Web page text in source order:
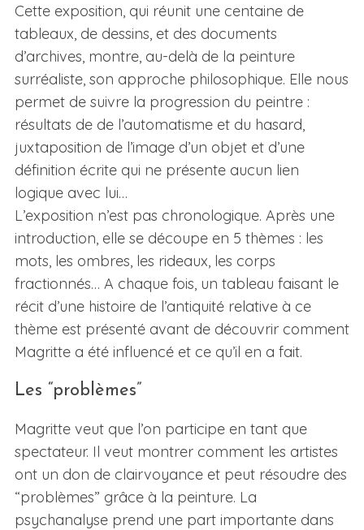
Cette exposition, qui réunit une centaine de
tableaux, de dessins, et des documents
d’archives, montre, au-delà de la peinture
surréaliste, son approche philosophique. Elle nous
permet de suivre la progression du peintre :
résultats de de l’automatisme et du hasard,
juxtaposition de l’image d’un objet et d’une
définition écrite qui ne présente aucun lien
logique avec lui…
L’exposition n’est pas chronologique. Après une
introduction, elle se découpe en 5 thèmes : les
mots, les ombres, les rideaux, les corps
fractionnés… A chaque fois, un tableau faisant le
récit d’une histoire de l’antiquité relative à ce
thème est présenté avant de découvrir comment
Magritte a été influencé et ce qu’il en a fait.
Les “problèmes”
Magritte veut que l’on participe en tant que
spectateur. Il veut montrer comment les artistes
ont un don de clairvoyance et peut résoudre des
“problèmes” grâce à la peinture. La
psychanalyse prend une part importante dans